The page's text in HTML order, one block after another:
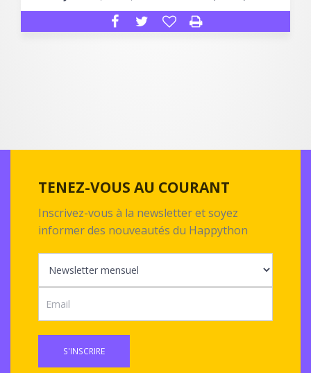
TENEZ-VOUS AU COURANT
Inscrivez-vous à la newsletter et soyez
informer des nouveautés du Happython
S'INSCRIRE